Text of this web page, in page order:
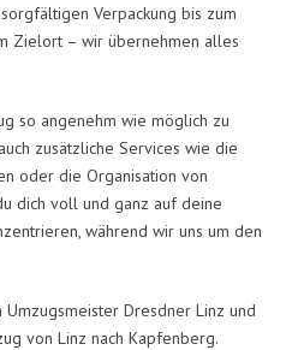
Verpackung bis zum
Zielort – wir übernehmen alles
so angenehm wie möglich zu
zusätzliche Services wie die
oder die Organisation von
dich voll und ganz auf deine
während wir uns um den
Dresdner Linz und
von Linz nach Kapfenberg.